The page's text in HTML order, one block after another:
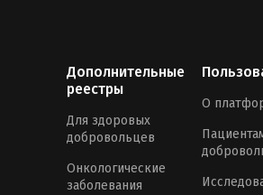
Дополнительные
реестры
Для здоровых
добровольцев
Онкологические
заболевания
О